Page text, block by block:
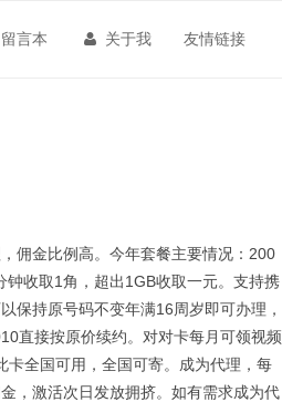
留言本 关于我 友情链接
佣金比例高。今年套餐主要情况：200
收取1角，超出1GB收取一元。支持携
保持原号码不变年满16周岁即可办理，
直接按原价续约。对对卡每月可领视频
卡全国可用，全国可寄。成为代理，每
，激活次日发放拥挤。如有需求成为代